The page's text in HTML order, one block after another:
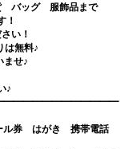
バッグ 服飾品まで
！
い！
は無料♪
ませ♪
♪
ル券 はがき 携帯電話